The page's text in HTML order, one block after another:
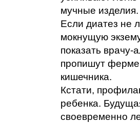
мучные изделия.
Если диатез не
мокнущую
показать
пропишут
кишечника.
Кстати,
ребенка.
своевременно